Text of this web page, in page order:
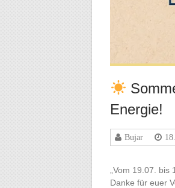
Energie!
Bujar
„Vom 19.07.
Danke für euer